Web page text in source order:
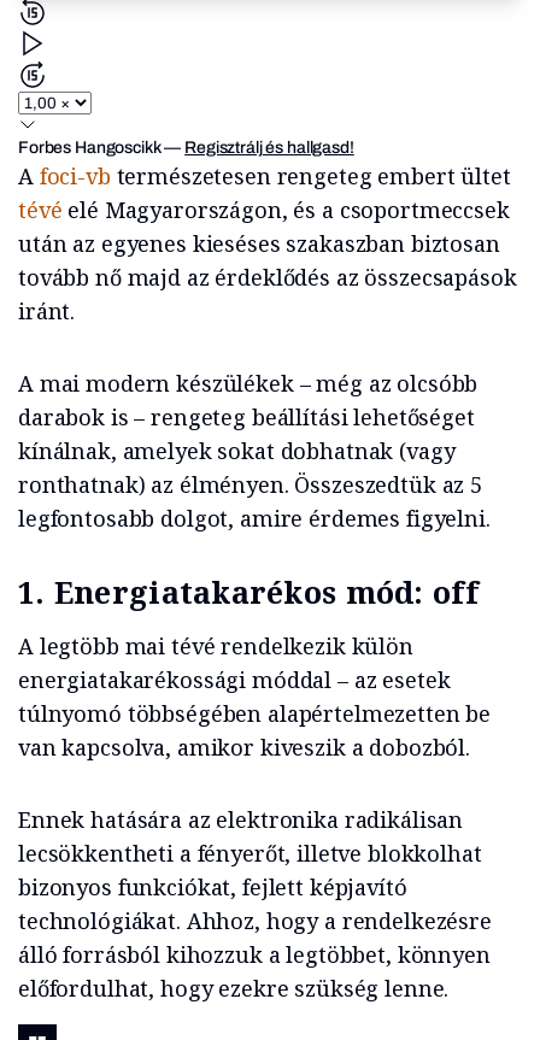
Forbes Hangoscikk— Regisztrálj és hallgasd!
A foci-vb természetesen rengeteg embert ültet
tévé elé Magyarországon, és a csoportmeccsek
után az egyenes kieséses szakaszban biztosan
tovább nő majd az érdeklődés az összecsapások
iránt.
A mai modern készülékek – még az olcsóbb
darabok is – rengeteg beállítási lehetőséget
kínálnak, amelyek sokat dobhatnak (vagy
ronthatnak) az élményen. Összeszedtük az 5
legfontosabb dolgot, amire érdemes figyelni.
1. Energiatakarékos mód: off
A legtöbb mai tévé rendelkezik külön
energiatakarékossági móddal – az esetek
túlnyomó többségében alapértelmezetten be
van kapcsolva, amikor kiveszik a dobozból.
Ennek hatására az elektronika radikálisan
lecsökkentheti a fényerőt, illetve blokkolhat
bizonyos funkciókat, fejlett képjavító
technológiákat. Ahhoz, hogy a rendelkezésre
álló forrásból kihozzuk a legtöbbet, könnyen
előfordulhat, hogy ezekre szükség lenne.